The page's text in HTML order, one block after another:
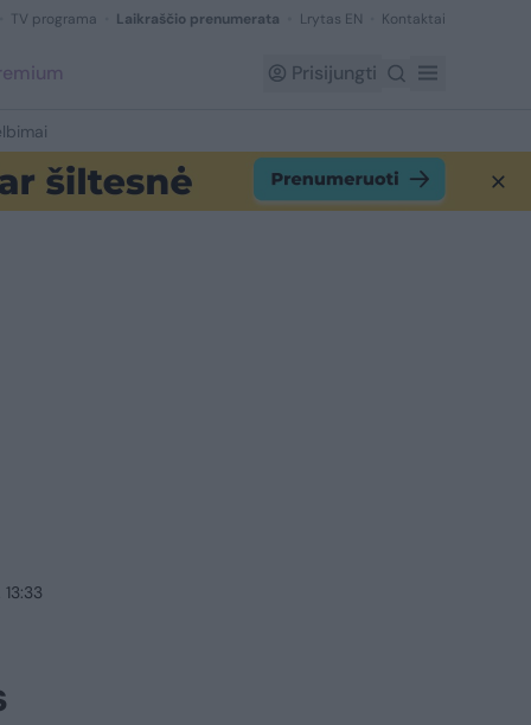
TV programa Laikraščio prenumerata Lrytas EN Kontaktai
Prisijungti